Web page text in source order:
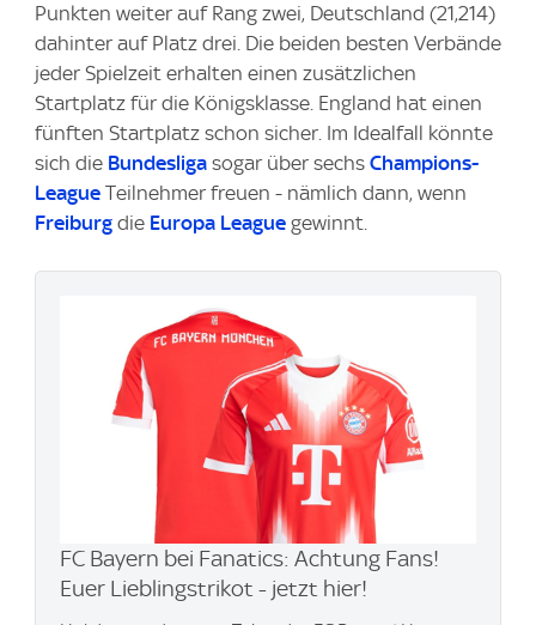
Punkten weiter auf Rang zwei, Deutschland (21,214)
dahinter auf Platz drei. Die beiden besten Verbände
jeder Spielzeit erhalten einen zusätzlichen
Startplatz für die Königsklasse. England hat einen
fünften Startplatz schon sicher. Im Idealfall könnte
sich die Bundesliga sogar über sechs Champions-
League Teilnehmer freuen - nämlich dann, wenn
Freiburg die Europa League gewinnt.
FC Bayern bei Fanatics: Achtung Fans!
Euer Lieblingstrikot - jetzt hier!